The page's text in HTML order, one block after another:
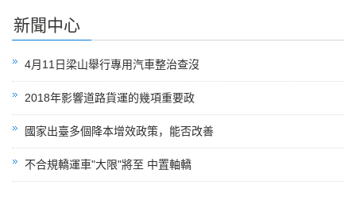
新聞中心
4月11日梁山舉行專用汽車整治查沒
2018年影響道路貨運的幾項重要政
國家出臺多個降本增效政策，能否改善
不合規轎運車"大限"將至 中置軸轎